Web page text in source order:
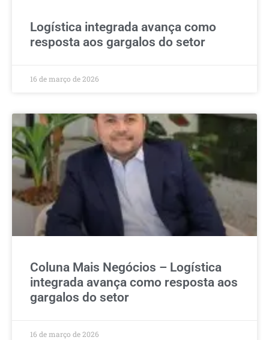
Logística integrada avança como
resposta aos gargalos do setor
16 de março de 2026
Coluna Mais Negócios – Logística
integrada avança como resposta aos
gargalos do setor
16 de março de 2026